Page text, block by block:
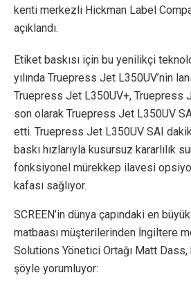
kenti merkezli Hickman Label
açıklandı.
Etiket baskısı için bu yenilikçi
yılında Truepress Jet L350UV’nin
Truepress Jet L350UV+, Truepress
son olarak Truepress Jet L350UV
etti. Truepress Jet L350UV SAI
baskı hızlarıyla kusursuz kararlılık
fonksiyonel mürekkep ilavesi
kafası sağlıyor.
SCREEN’in dünya çapındaki en
matbaası müşterilerinden İngiltere
Solutions Yönetici Ortağı Matt Dass,
şöyle yorumluyor: